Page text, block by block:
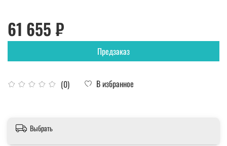
(0) В избранное
61 655 ₽
Предзаказ
Выбрать